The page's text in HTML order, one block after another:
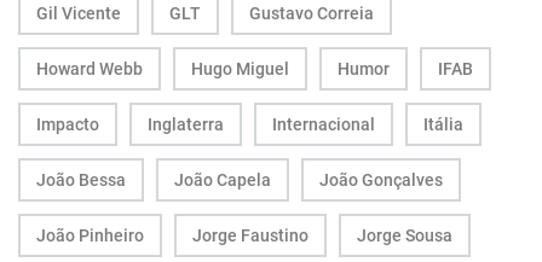
Gil Vicente GLT Gustavo Correia
Howard Webb Hugo Miguel Humor IFAB
Impacto Inglaterra Internacional Itália
João Bessa João Capela João Gonçalves
João Pinheiro Jorge Faustino Jorge Sousa